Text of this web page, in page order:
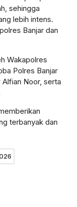
sehingga
lebih intens.
Banjar dan
Wakapolres
Polres Banjar
Noor, serta
terbanyak dan